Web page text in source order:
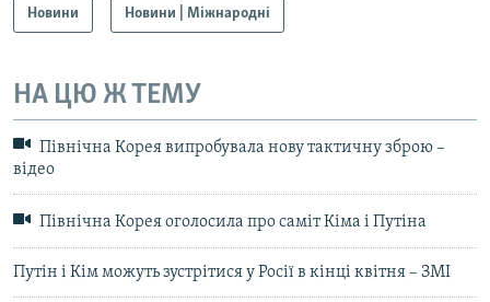
Новини Новини | Міжнародні
НА ЦЮ Ж ТЕМУ
Північна Корея випробувала нову тактичну зброю –
відео
Північна Корея оголосила про саміт Кіма і Путіна
Путін і Кім можуть зустрітися у Росії в кінці квітня – ЗМІ